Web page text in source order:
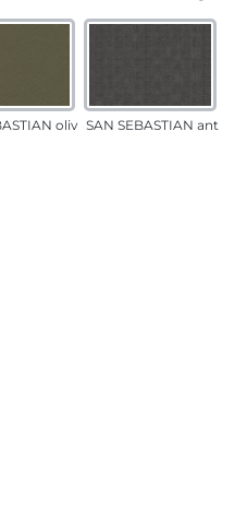
oliv SAN SEBASTIAN